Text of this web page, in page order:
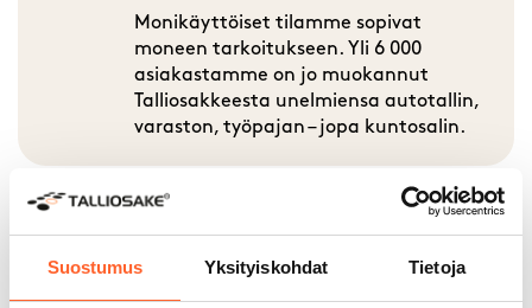
Suostumus Yksityiskohdat Tietoja
Monikäyttöiset tilamme sopivat
moneen tarkoitukseen. Yli 6 000
asiakastamme on jo muokannut
Talliosakkeesta unelmiensa autotallin,
varaston, työpajan – jopa kuntosalin.
30 + paikkakuntaa